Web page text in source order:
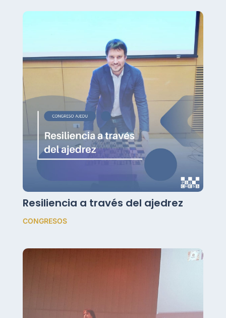
Resiliencia a través del ajedrez
CONGRESOS